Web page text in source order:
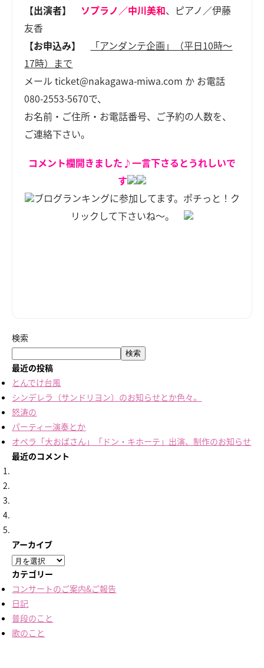
【出演者】
ソプラノ／中川美和、ピアノ／伊藤
友香
【お申込み】
「アンダンテ企画」（平日10時～
17時）まで
メール ticket@nakagawa-miwa.com か お電話
080-2553-5670で、
お名前・ご住所・お電話番号、ご予約の人数を、
ご連絡下さい。
コメント欄開きました♪一言下さるとうれしいで
す
ブログランキングに参加してます。ポチっと！ク
リックして下さいね～。
検索
検索
最近の投稿
とんでけ台風
シンデレラ（サンドリヨン）のお知らせとか色々。
怒涛の
パーティー演奏とか
オペラ「大おばさん」「ドン・キホーテ」出演、制作のお知らせ
最近のコメント
アーカイブ
ア
ー
カ
イ
ブ
カテゴリー
コンサートのご案内&ご報告
日記
普段のこと
歌のこと